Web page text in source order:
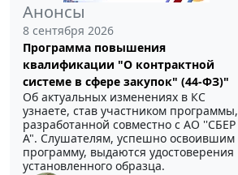
Анонсы
8 сентября 2026
Программа повышения
квалификации "О контрактной
системе в сфере закупок" (44-ФЗ)"
Об актуальных изменениях в КС
узнаете, став участником программы,
разработанной совместно с АО ''СБЕР
А". Слушателям, успешно освоившим
программу, выдаются удостоверения
установленного образца.